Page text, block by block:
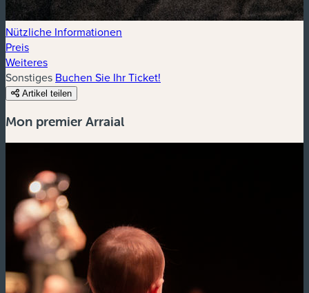
Nützliche Informationen
Preis
Weiteres
Sonstiges Buchen Sie Ihr Ticket!
Artikel teilen
Mon premier Arraial